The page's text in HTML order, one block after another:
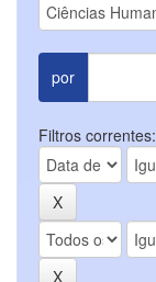
por
Filtros correntes: